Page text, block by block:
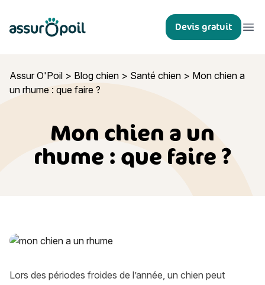
Assur O'Poil Devis gratuit
Assur O'Poil > Blog chien > Santé chien > Mon chien a
un rhume : que faire ?
Mon chien a un
rhume : que faire ?
Mon chien a un rhume : que faire ?
Lors des périodes froides de l’année, un chien peut